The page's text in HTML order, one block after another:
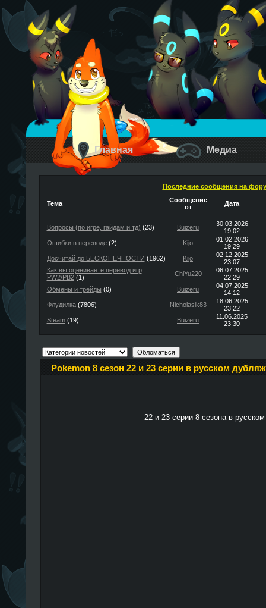
Главная Медиа
Последние сообщения на
Тема
Сообщение
от
Дата
Вопросы (по игре, гайдам и тд) (23) Buizeru
30.03.2026
19:02
Ошибки в переводе(2) Kijo
01.02.2026
19:29
Досчитай до БЕСКОНЕЧНОСТИ (1962) Kijo
02.12.2025
23:07
Как вы оцениваете перевод игр
PW2/PB2(1) ChiYu220
06.07.2025
22:29
Обмены и трейды (0) Buizeru
04.07.2025
14:12
Флудилка(7806) Nicholasik83
18.06.2025
23:22
Steam(19) Buizeru
11.06.2025
23:30
Pokemon 8 сезон 22 и 23 серии в русском
22 и 23 серии 8 сезона в